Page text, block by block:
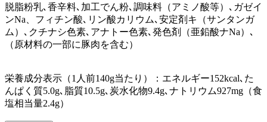
脱脂粉乳､香辛料､加工でん粉､調味料（アミノ酸等）､ガゼイ
ンNa、フィチン酸､リン酸カリウム､安定剤キ（サンタンガ
ム）､クチナシ色素､アナトー色素､発色剤（亜鉛酸ナNa）､
（原材料の一部に豚肉を含む）
栄養成分表示（1人前140g当たり）：エネルギー152kcal､た
んぱく質5.0g､脂質10.5g､炭水化物9.4g､ナトリウム927mg（食
塩相当量2.4g）